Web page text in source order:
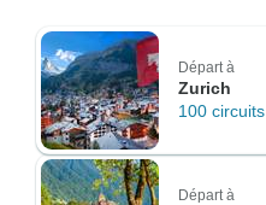
Départ à
Zurich
100 circuits
Départ à